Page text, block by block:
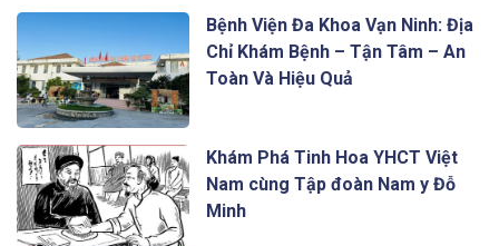
Bệnh Viện Đa Khoa Vạn Ninh: Địa
Chỉ Khám Bệnh – Tận Tâm – An
Toàn Và Hiệu Quả
Khám Phá Tinh Hoa YHCT Việt
Nam cùng Tập đoàn Nam y Đỗ
Minh